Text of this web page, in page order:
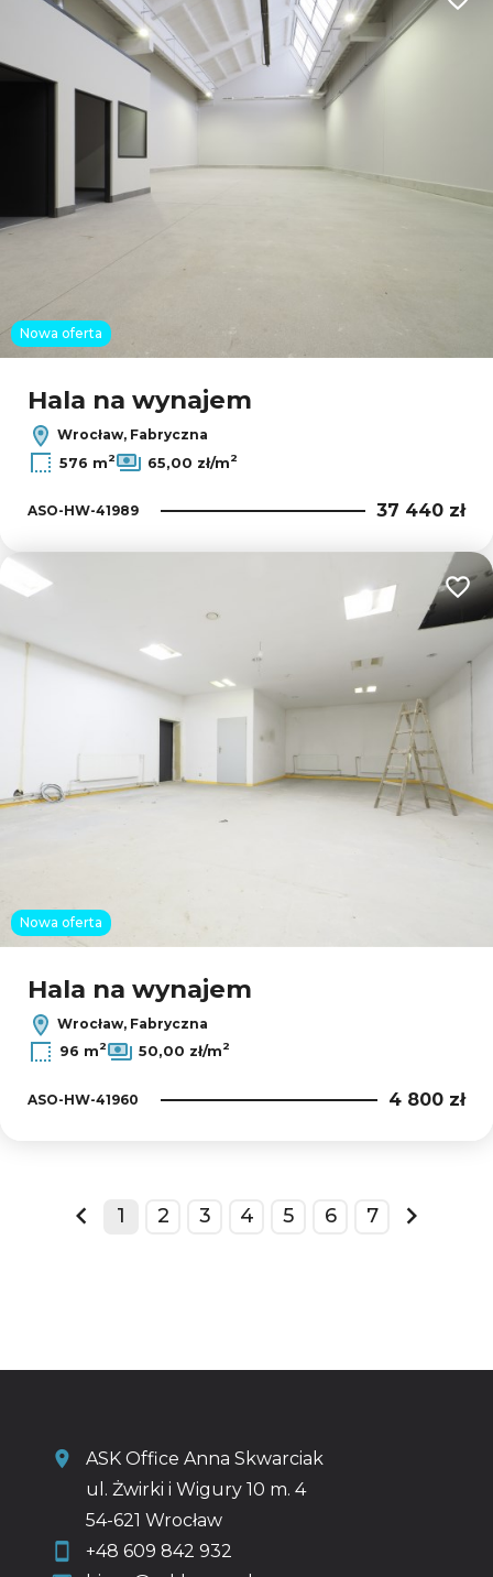
Nowa oferta
Hala na wynajem
Wrocław, Fabryczna
576 m2 65,00 zł/m2
ASO-HW-41989 37 440 zł
Nowa oferta
Hala na wynajem
Wrocław, Fabryczna
96 m2 50,00 zł/m2
ASO-HW-41960 4 800 zł
prev
1 2 3 4 5 6 7
next
ASK Office Anna Skwarciak
ul. Żwirki i Wigury 10 m. 4
54-621 Wrocław
+48 609 842 932